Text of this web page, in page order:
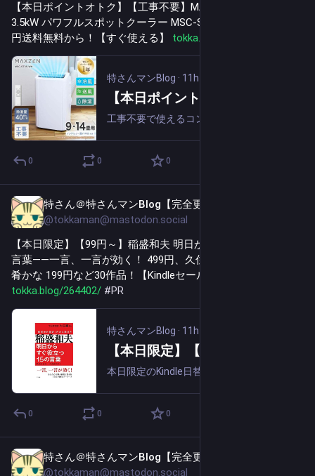
【本日ポイントオトク】【工事不要】MAXZEN 14畳対応
3.5kW パワフルスポットクーラー MSC-ST35-WH 実質32,309
円送料無料から！【すぐ使える】 tokka.blog/263819/
特さんマンBlog · 11h
0 0 0
特さん＠特さんマンBlog【完全更新通知用】
@tokkaman@mastodon.social
【本日限定】【99円～】稲盛和夫 明日からすぐ役立つ１５の
言葉――一言、一言が効く！ 499円、久住昌之 ひとり飲み飯
肴かな 199円など30作品！【Kindleセール】
tokka.blog/264402/ #PR
特さんマンBlog · 11h
0 0 0
特さん＠特さんマンBlog【完全更新通知用】
@tokkaman@mastodon.social